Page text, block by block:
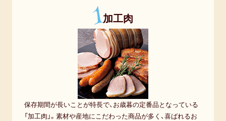
1加工肉
保存期間が長いことが特長で、お歳暮の定番品となっている
「加工肉」。素材や産地にこだわった商品が多く、喜ばれるお